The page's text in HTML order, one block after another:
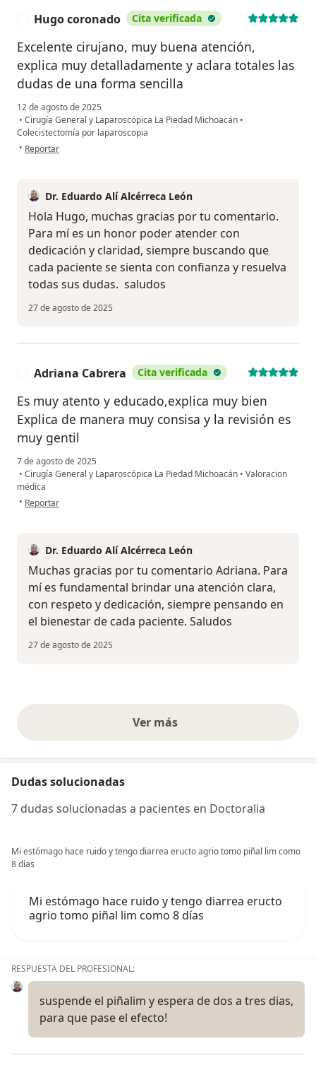
Hugo coronado Cita verificada
Excelente cirujano, muy buena atención,
explica muy detalladamente y aclara totales las
dudas de una forma sencilla
12 de agosto de 2025
• Cirugía General y Laparoscópica La Piedad Michoacán •
Colecistectomía por laparoscopia
• en opinión del usuario Hugo coronado
Reportar
Dr. Eduardo Alí Alcérreca León
Hola Hugo, muchas gracias por tu comentario.
Para mí es un honor poder atender con
dedicación y claridad, siempre buscando que
cada paciente se sienta con confianza y resuelva
todas sus dudas. ‍ saludos
27 de agosto de 2025
Adriana Cabrera Cita verificada
Es muy atento y educado,explica muy bien
Explica de manera muy consisa y la revisión es
muy gentil
7 de agosto de 2025
• Cirugía General y Laparoscópica La Piedad Michoacán • Valoracion
médica
• en opinión del usuario Adriana Cabrera
Reportar
Dr. Eduardo Alí Alcérreca León
Muchas gracias por tu comentario Adriana. Para
mí es fundamental brindar una atención clara,
con respeto y dedicación, siempre pensando en
el bienestar de cada paciente. Saludos
27 de agosto de 2025
Ver másopiniones anteriores
Dudas solucionadas
7 dudas solucionadas a pacientes en Doctoralia
Mi estómago hace ruido y tengo diarrea eructo agrio tomo piñal lim como
8 días
Mi estómago hace ruido y tengo diarrea eructo
agrio tomo piñal lim como 8 días
RESPUESTA DEL PROFESIONAL:
suspende el piñalim y espera de dos a tres dias,
para que pase el efecto!